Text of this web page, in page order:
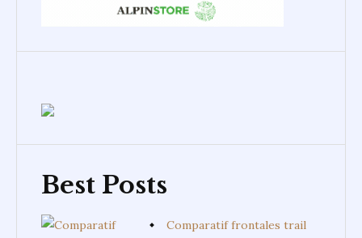
Best Posts
Comparatif frontales trail